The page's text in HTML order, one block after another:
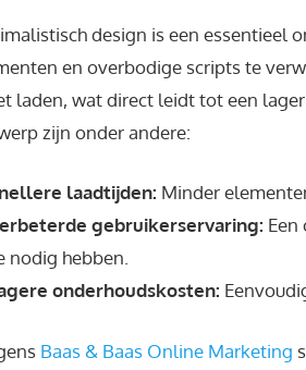
design is een essentieel
en overbodige scripts te
laden, wat direct leidt tot een
zijn onder andere:
laadtijden: Minder
gebruikerservaring:
nodig hebben.
onderhoudskosten:
Baas & Baas Online Marketing